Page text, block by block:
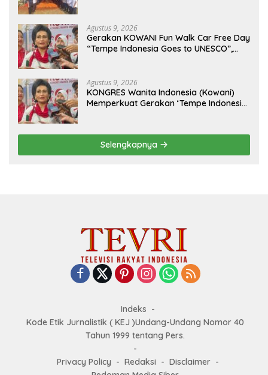
Agustus 9, 2026
Gerakan KOWANI Fun Walk Car Free Day
“Tempe Indonesia Goes to UNESCO”,
Agustus 9, 2026
KONGRES Wanita Indonesia (Kowani)
Memperkuat Gerakan ‘Tempe Indonesia
Selengkapnya
Indeks
Kode Etik Jurnalistik ( KEJ )Undang-Undang Nomor 40
Tahun 1999 tentang Pers.
Privacy Policy Redaksi
Disclaimer